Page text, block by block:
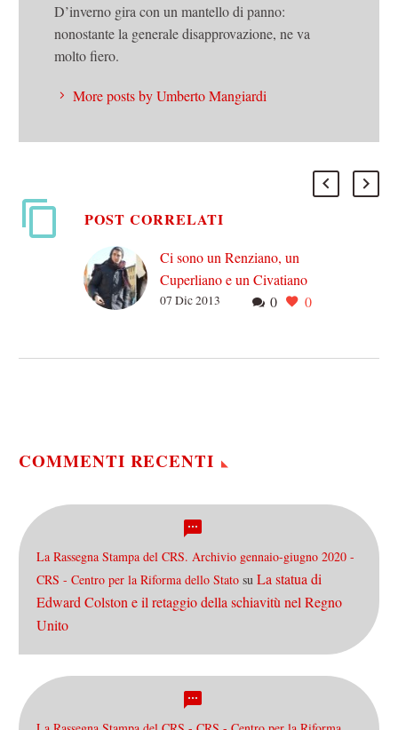
D’inverno gira con un mantello di panno:
nonostante la generale disapprovazione, ne va
molto fiero.
More posts by Umberto Mangiardi
POST CORRELATI
Ci sono un Renziano, un
Cuperliano e un Civatiano
– Intervista-confronto a tre
0 0
07 Dic 2013
COMMENTI RECENTI
La Rassegna Stampa del CRS. Archivio gennaio-giugno 2020 -
CRS - Centro per la Riforma dello Stato su La statua di
Edward Colston e il retaggio della schiavitù nel Regno
Unito